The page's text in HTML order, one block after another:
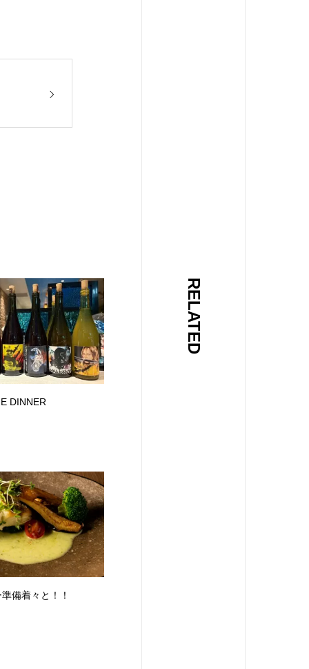
RELATED
DINNER
備着々と！！